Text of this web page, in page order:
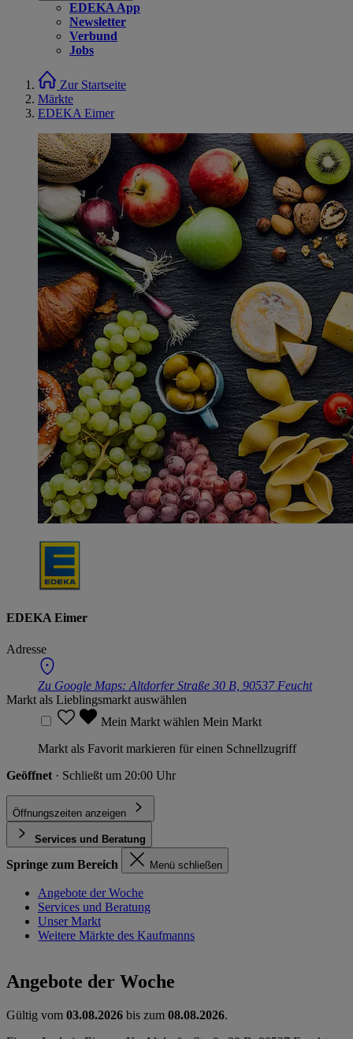
EDEKA App
Newsletter
Verbund
Jobs
Zur Startseite
Märkte
EDEKA Eimer
EDEKA Eimer
Adresse
Zu Google Maps: Altdorfer Straße 30 B, 90537 Feucht
Markt als Lieblingsmarkt auswählen
Mein Markt wählen Mein Markt
Markt als Favorit markieren für einen Schnellzugriff
Geöffnet · Schließt um 20:00 Uhr
Öffnungszeiten anzeigen
Services und Beratung
Springe zum Bereich Menü schließen
Angebote der Woche
Services und Beratung
Unser Markt
Weitere Märkte des Kaufmanns
Angebote der Woche
Gültig vom 03.08.2026 bis zum 08.08.2026.